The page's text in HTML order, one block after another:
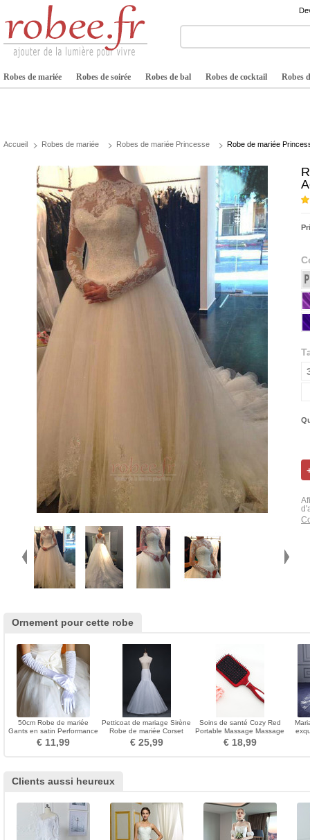
Robes de mariée Robes de soirée Robes de bal Robes de cocktail Robes
Accueil Robes de mariée Robes de mariée Princesse Robe de mariée
Ornement pour cette robe
50cm Robe de mariée
Gants en satin Performance
Stage Performance Gants
longs Femmes
€ 11,99
Petticoat de mariage Sirène
Robe de mariée Corset
Jantes simples
€ 25,99
Soins de santé Cozy Red
Portable Massage Massage
petit miroir et peigne
€ 18,99
Clients aussi heureux